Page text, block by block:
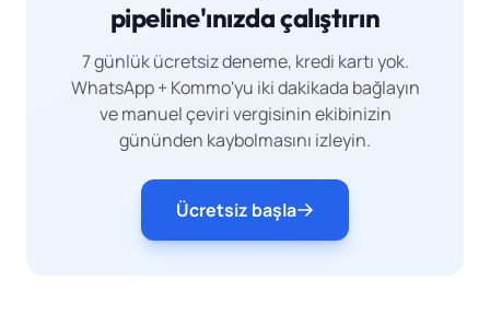
pipeline'ınızda çalıştırın
7 günlük ücretsiz deneme, kredi kartı yok.
WhatsApp + Kommo'yu iki dakikada bağlayın
ve manuel çeviri vergisinin ekibinizin
gününden kaybolmasını izleyin.
Ücretsiz başla